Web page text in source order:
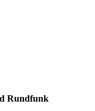
Rundfunk